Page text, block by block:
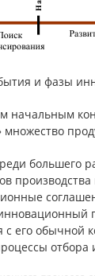
и фазы
большего
его обычной
отбора